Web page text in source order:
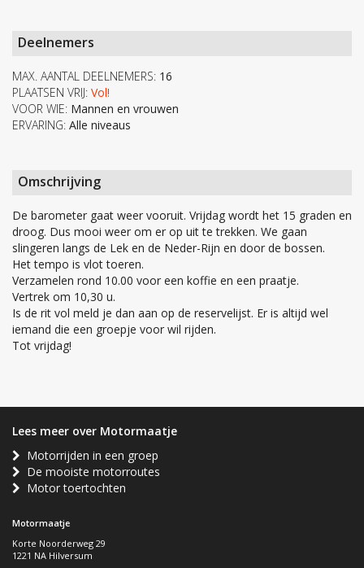
Deelnemers
MAX. AANTAL DEELNEMERS: 16
PLAATSEN VRIJ: Vol!
VOOR WIE: Mannen en vrouwen
ERVARING: Alle niveaus
Omschrijving
De barometer gaat weer vooruit. Vrijdag wordt het 15 graden en
droog. Dus mooi weer om er op uit te trekken. We gaan
slingeren langs de Lek en de Neder-Rijn en door de bossen.
Het tempo is vlot toeren.
Verzamelen rond 10.00 voor een koffie en een praatje.
Vertrek om 10,30 u.
Is de rit vol meld je dan aan op de reservelijst. Er is altijd wel
iemand die een groepje voor wil rijden.
Tot vrijdag!
Lees meer over Motormaatje
Motorrijden in een groep
De mooiste motorroutes
Motor toertochten
Motormaatje
Korte Noorderweg 29
1221 NA Hilversum